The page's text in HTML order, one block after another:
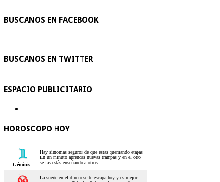
BUSCANOS EN FACEBOOK
BUSCANOS EN TWITTER
ESPACIO PUBLICITARIO
HOROSCOPO HOY